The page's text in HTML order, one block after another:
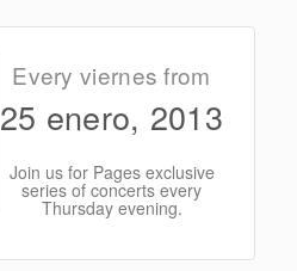
Every viernes from
25 enero, 2013
Join us for Pages exclusive
series of concerts every
Thursday evening.